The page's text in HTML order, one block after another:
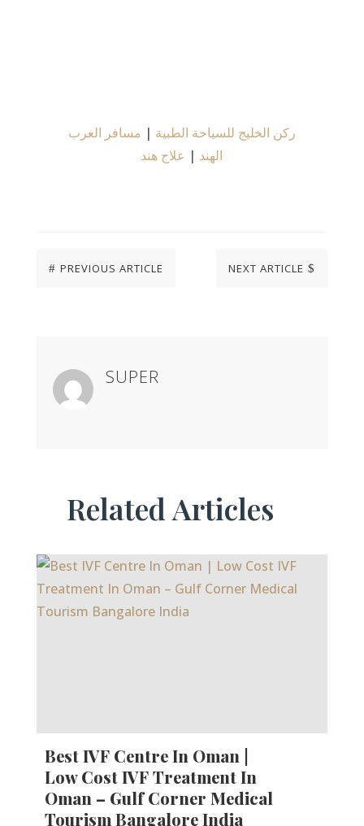
ركن الخليج للسياحة الطبية | مسافر العرب
الهند | علاج هند
# PREVIOUS ARTICLE NEXT ARTICLE $
SUPER
Related Articles
Best IVF Centre In Oman |
Low Cost IVF Treatment In
Oman – Gulf Corner Medical
Tourism Bangalore India